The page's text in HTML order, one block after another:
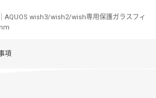
｜AQUOS wish3/wish2/wish専用保護ガラスフィ
項